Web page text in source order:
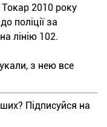
Токар 2010 року
поліції за
лінію 102.
з нею все
Підписуйся на